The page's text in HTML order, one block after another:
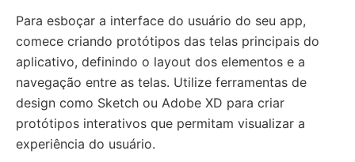
Para esboçar a interface do usuário do seu app,
comece criando protótipos das telas principais do
aplicativo, definindo o layout dos elementos e a
navegação entre as telas. Utilize ferramentas de
design como Sketch ou Adobe XD para criar
protótipos interativos que permitam visualizar a
experiência do usuário.